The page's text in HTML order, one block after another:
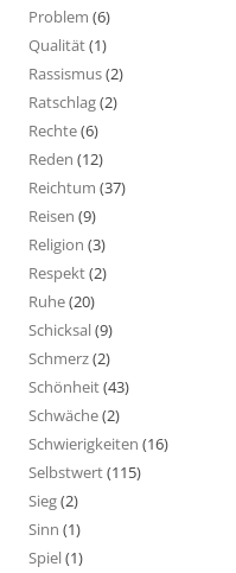
Problem (6)
Qualität(1)
Rassismus(2)
Ratschlag(2)
Rechte(6)
Reden (12)
Reichtum (37)
Reisen (9)
Religion (3)
Respekt(2)
Ruhe(20)
Schicksal(9)
Schmerz(2)
Schönheit(43)
Schwäche(2)
Schwierigkeiten (16)
Selbstwert(115)
Sieg(2)
Sinn (1)
Spiel(1)